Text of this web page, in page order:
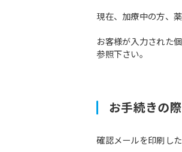
現在、加療中の方、
お客様が入力された
参照下さい。
お手続きの
確認メールを印刷し